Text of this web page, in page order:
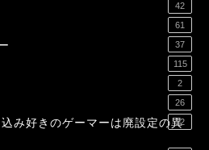
42
61
37
115
2
26
み好きのゲーマーは廃設定の異
12